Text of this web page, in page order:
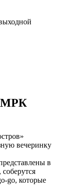
МРК
вечеринку
в
go, которые